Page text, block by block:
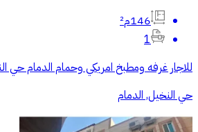
146م²
1
للاجار غرفه ومطبخ امريكي وحمام الدمام حي
حي النخيل, الدمام